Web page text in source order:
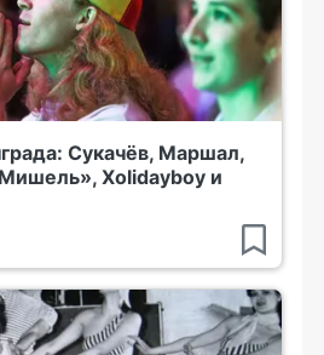
Сукачёв, Маршал,
Xolidayboy и